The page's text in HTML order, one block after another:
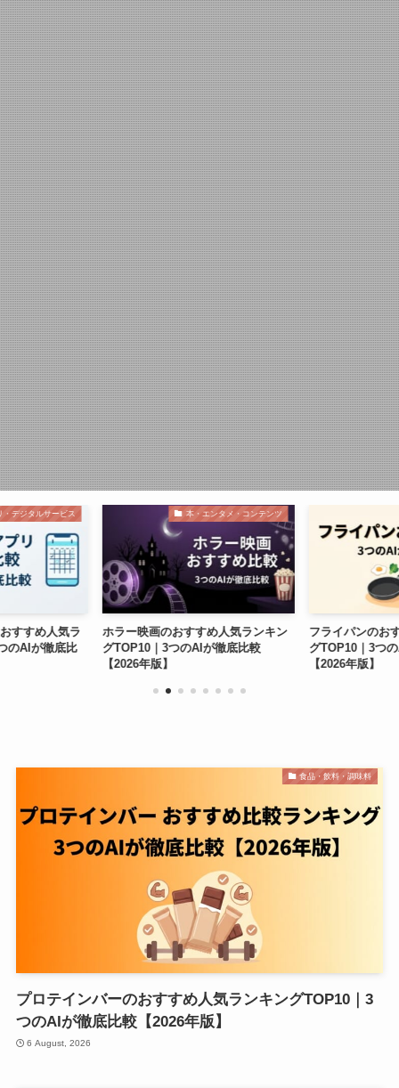
本・エンタメ・コンテンツ
のおすすめ人気ランキン
3つのAIが徹底比較
フライパンのおすすめ人気ランキン
グTOP10｜3つのAIが徹底比較
【2026年版】
室内
ンキ
較【
食品・飲料・調味料
プロテインバーのおすすめ人気ランキングTOP10｜3
つのAIが徹底比較【2026年版】
6 August, 2026